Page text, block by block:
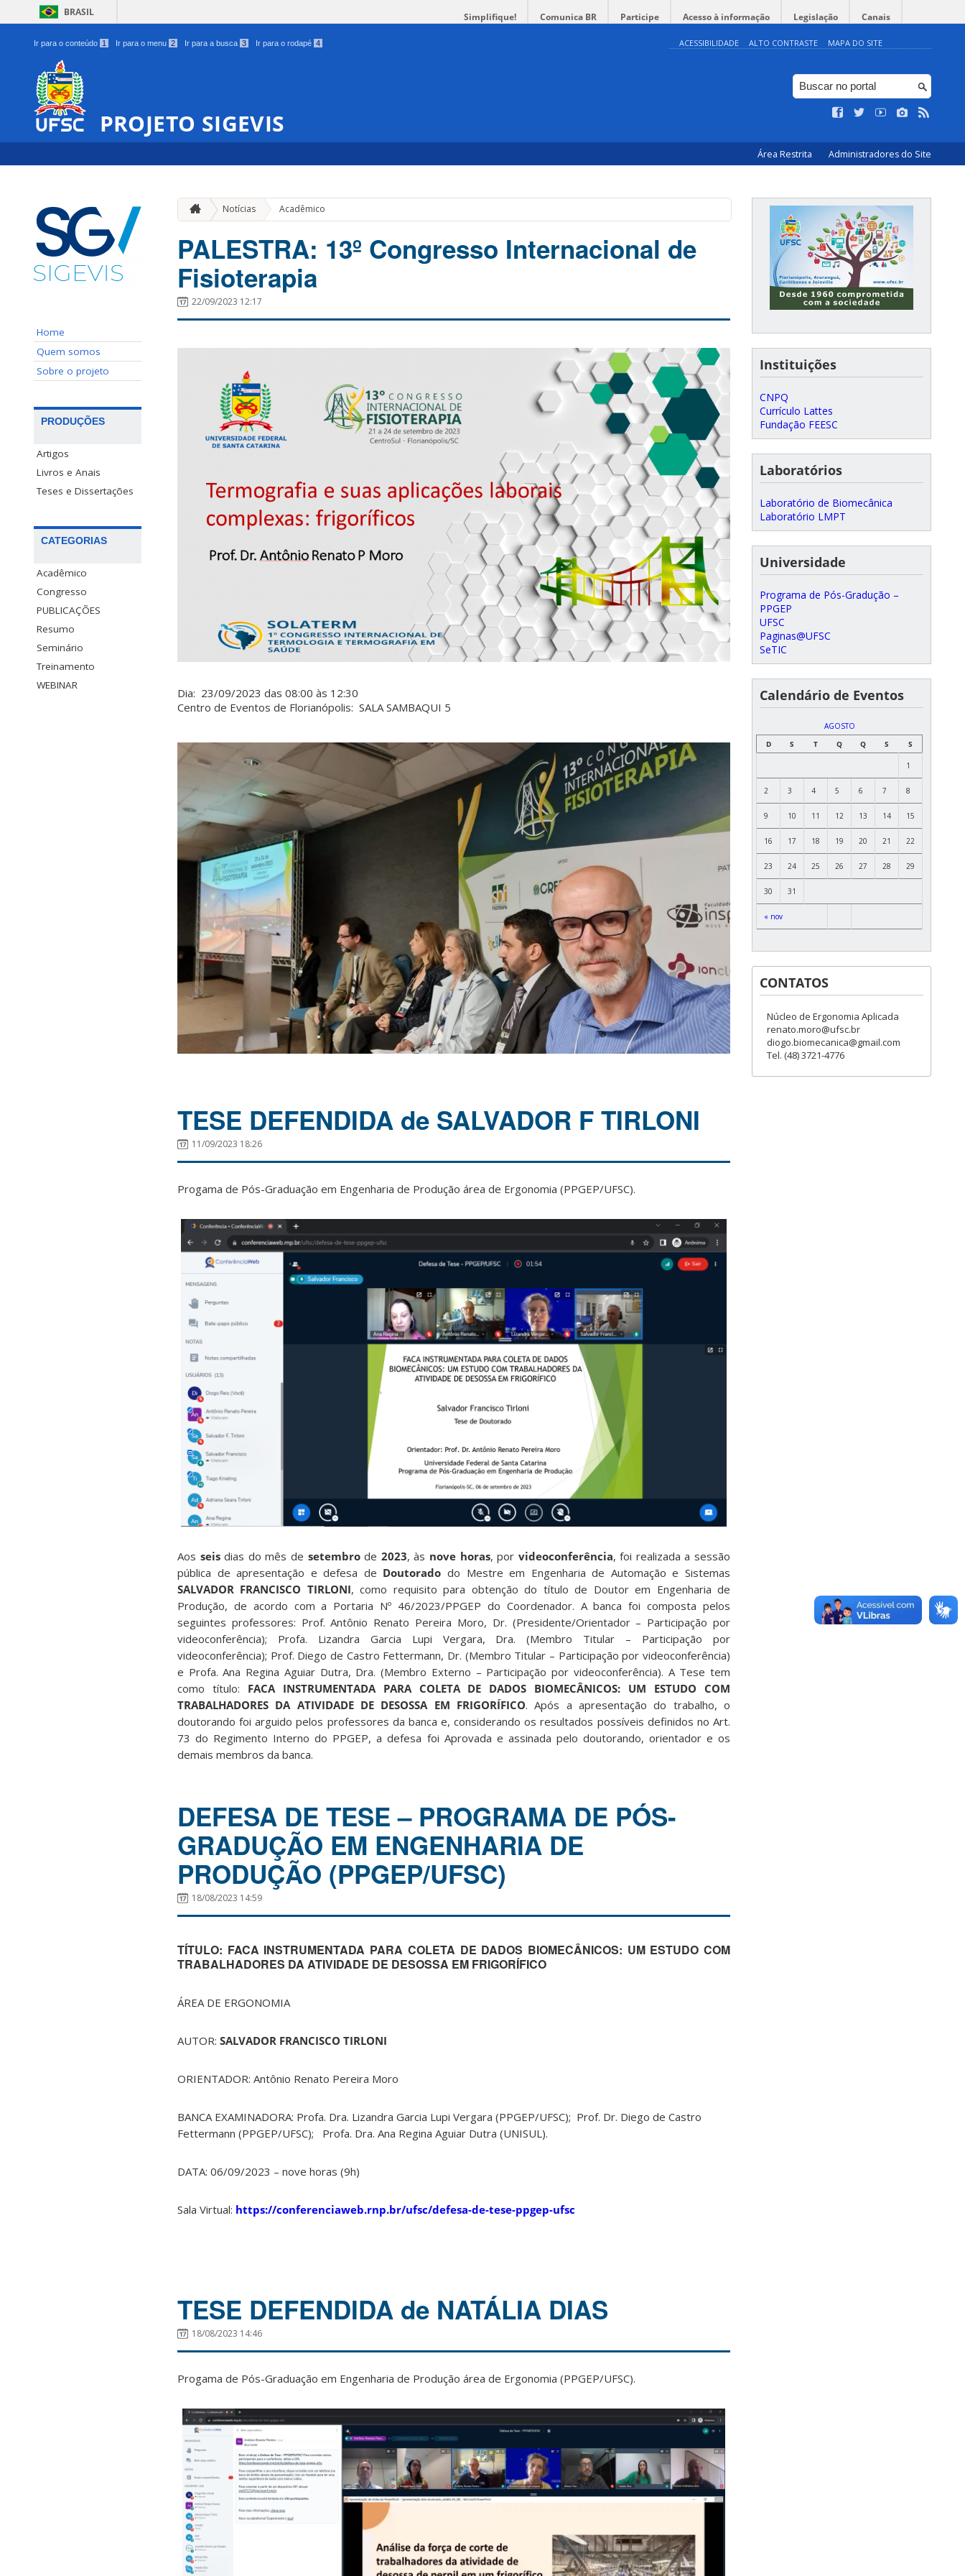
BRASIL Simplifique! Comunica BR Participe Acesso à informação Legislação Canais
Ir para o conteúdo 1 Ir para o menu 2 Ir para a busca 3 Ir para o rodapé 4 ACESSIBILIDADE ALTO CONTRASTE MAPA DO SITE
PROJETO SIGEVIS
Área Restrita Administradores do Site
Home
Quem somos
Sobre o projeto
PRODUÇÕES
Artigos
Livros e Anais
Teses e Dissertações
CATEGORIAS
Acadêmico
Congresso
PUBLICAÇÕES
Resumo
Seminário
Treinamento
WEBINAR
Notícias Acadêmico
PALESTRA: 13º Congresso Internacional de
Fisioterapia
22/09/2023 12:17
Dia: 23/09/2023 das 08:00 às 12:30
Centro de Eventos de Florianópolis: SALA SAMBAQUI 5
TESE DEFENDIDA de SALVADOR F TIRLONI
11/09/2023 18:26
Progama de Pós-Graduação em Engenharia de Produção área de Ergonomia (PPGEP/UFSC).
Aos seisdias do mês de setembrode 2023, às nove horas, por videoconferência, foi realizada a sessão
pública de apresentação e defesa de Doutorado do Mestre em Engenharia de Automação e Sistemas
SALVADOR FRANCISCO TIRLONI, como requisito para obtenção do título de Doutor em Engenharia de
Produção, de acordo com a Portaria Nº 46/2023/PPGEP do Coordenador. A banca foi composta pelos
seguintes professores: Prof. Antônio Renato Pereira Moro, Dr. (Presidente/Orientador – Participação por
videoconferência); Profa. Lizandra Garcia Lupi Vergara, Dra. (Membro Titular – Participação por
videoconferência); Prof. Diego de Castro Fettermann, Dr. (Membro Titular – Participação por videoconferência)
e Profa. Ana Regina Aguiar Dutra, Dra. (Membro Externo – Participação por videoconferência). A Tese tem
como título: FACA INSTRUMENTADA PARA COLETA DE DADOS BIOMECÂNICOS: UM ESTUDO COM
TRABALHADORES DA ATIVIDADE DE DESOSSA EM FRIGORÍFICO. Após a apresentação do trabalho, o
doutorando foi arguido pelos professores da banca e, considerando os resultados possíveis definidos no Art.
73 do Regimento Interno do PPGEP, a defesa foi Aprovada e assinada pelo doutorando, orientador e os
demais membros da banca.
DEFESA DE TESE – PROGRAMA DE PÓS-
GRADUÇÃO EM ENGENHARIA DE
PRODUÇÃO (PPGEP/UFSC)
18/08/2023 14:59
TÍTULO: FACA INSTRUMENTADA PARA COLETA DE DADOS BIOMECÂNICOS: UM ESTUDO COM
TRABALHADORES DA ATIVIDADE DE DESOSSA EM FRIGORÍFICO
ÁREA DE ERGONOMIA
AUTOR: SALVADOR FRANCISCO TIRLONI
ORIENTADOR: Antônio Renato Pereira Moro
BANCA EXAMINADORA: Profa. Dra. Lizandra Garcia Lupi Vergara (PPGEP/UFSC); Prof. Dr. Diego de Castro
Fettermann (PPGEP/UFSC); Profa. Dra. Ana Regina Aguiar Dutra (UNISUL).
DATA: 06/09/2023 – nove horas (9h)
Sala Virtual: https://conferenciaweb.rnp.br/ufsc/defesa-de-tese-ppgep-ufsc
TESE DEFENDIDA de NATÁLIA DIAS
18/08/2023 14:46
Progama de Pós-Graduação em Engenharia de Produção área de Ergonomia (PPGEP/UFSC).
Instituições
CNPQ
Currículo Lattes
Fundação FEESC
Laboratórios
Laboratório de Biomecânica
Laboratório LMPT
Universidade
Programa de Pós-Gradução –
PPGEP
UFSC
Paginas@UFSC
SeTIC
Calendário de Eventos
AGOSTO
D
S T Q Q S S
« nov
1
2 3 4 5 6 7 8
9 10 11 12 13 14 15
16 17 18 19 20 21 22
23 24 25 26 27 28 29
30 31
CONTATOS
Núcleo de Ergonomia Aplicada
renato.moro@ufsc.br
diogo.biomecanica@gmail.com
Tel. (48) 3721-4776